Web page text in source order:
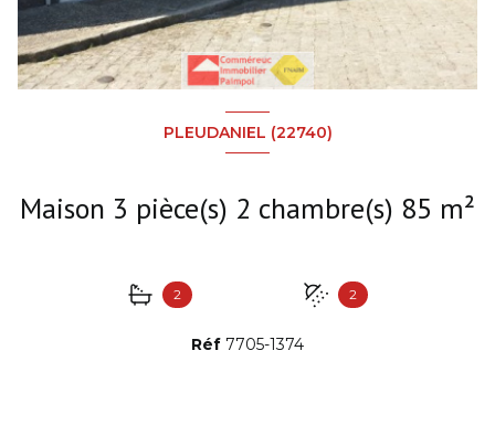
PLEUDANIEL (22740)
Maison 3 pièce(s) 2 chambre(s) 85 m²
2 2
Réf 7705-1374